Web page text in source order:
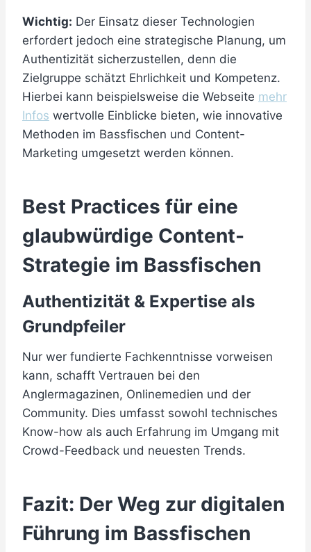
Wichtig: Der Einsatz dieser Technologien
erfordert jedoch eine strategische Planung, um
Authentizität sicherzustellen, denn die
Zielgruppe schätzt Ehrlichkeit und Kompetenz.
Hierbei kann beispielsweise die Webseite mehr
Infos wertvolle Einblicke bieten, wie innovative
Methoden im Bassfischen und Content-
Marketing umgesetzt werden können.
Best Practices für eine
glaubwürdige Content-
Strategie im Bassfischen
Authentizität & Expertise als
Grundpfeiler
Nur wer fundierte Fachkenntnisse vorweisen
kann, schafft Vertrauen bei den
Anglermagazinen, Onlinemedien und der
Community. Dies umfasst sowohl technisches
Know-how als auch Erfahrung im Umgang mit
Crowd-Feedback und neuesten Trends.
Fazit: Der Weg zur digitalen
Führung im Bassfischen